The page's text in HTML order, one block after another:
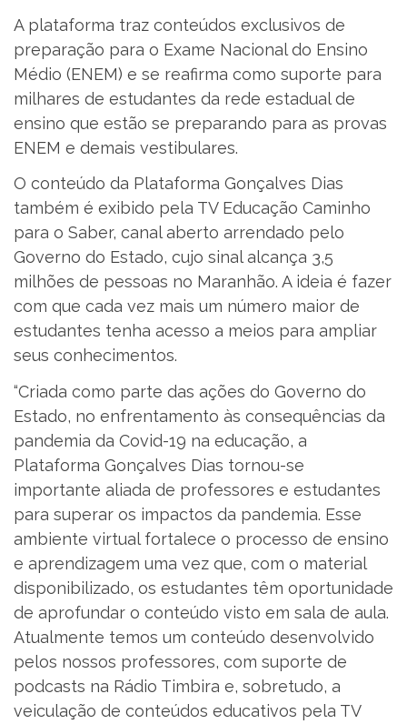
A plataforma traz conteúdos exclusivos de
preparação para o Exame Nacional do Ensino
Médio (ENEM) e se reafirma como suporte para
milhares de estudantes da rede estadual de
ensino que estão se preparando para as provas
ENEM e demais vestibulares.
O conteúdo da Plataforma Gonçalves Dias
também é exibido pela TV Educação Caminho
para o Saber, canal aberto arrendado pelo
Governo do Estado, cujo sinal alcança 3,5
milhões de pessoas no Maranhão. A ideia é fazer
com que cada vez mais um número maior de
estudantes tenha acesso a meios para ampliar
seus conhecimentos.
“Criada como parte das ações do Governo do
Estado, no enfrentamento às consequências da
pandemia da Covid-19 na educação, a
Plataforma Gonçalves Dias tornou-se
importante aliada de professores e estudantes
para superar os impactos da pandemia. Esse
ambiente virtual fortalece o processo de ensino
e aprendizagem uma vez que, com o material
disponibilizado, os estudantes têm oportunidade
de aprofundar o conteúdo visto em sala de aula.
Atualmente temos um conteúdo desenvolvido
pelos nossos professores, com suporte de
podcasts na Rádio Timbira e, sobretudo, a
veiculação de conteúdos educativos pela TV